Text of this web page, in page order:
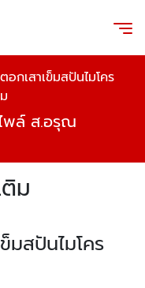
อกเสาเข็มสปันไมโคร
พล์ ส.อรุณ
ม
มสปันไมโคร